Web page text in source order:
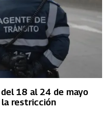
18 al 24 de mayo
la restricción